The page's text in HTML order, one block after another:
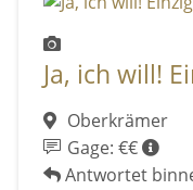
Ja, ich will!
Oberkrämer
Gage: €€
Antwortet